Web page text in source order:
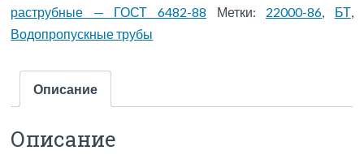
раструбные — ГОСТ 6482-88
Метки: 22000-86 БТ,
Водопропускные трубы
Описание
Описание